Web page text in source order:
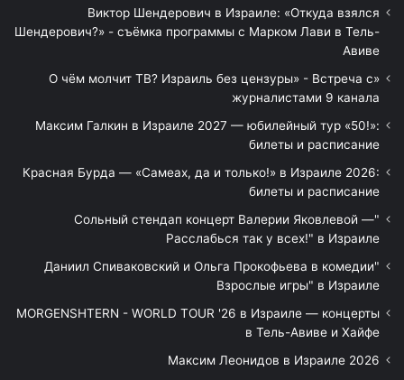
Виктор Шендерович в Израиле: «Откуда взялся
Шендерович?» - съёмка программы с Марком Лави в Тель-
Авиве
«О чём молчит ТВ? Израиль без цензуры» - Встреча с
журналистами 9 канала
Максим Галкин в Израиле 2027 — юбилейный тур «50!»:
билеты и расписание
Красная Бурда — «Самеах, да и только!» в Израиле 2026:
билеты и расписание
"Сольный стендап концерт Валерии Яковлевой —
Расслабься так у всех!" в Израиле
"Даниил Спиваковский и Ольга Прокофьева в комедии
Взрослые игры" в Израиле
MORGENSHTERN - WORLD TOUR '26 в Израиле — концерты
в Тель-Авиве и Хайфе
Максим Леонидов в Израиле 2026